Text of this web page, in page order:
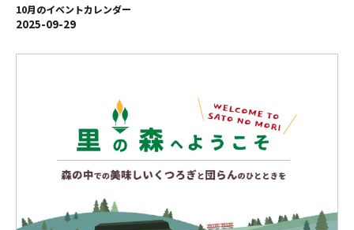
10月のイベントカレンダー
2025-09-29